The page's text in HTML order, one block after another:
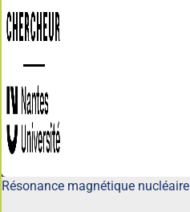
Résonance magnétique nucléaire